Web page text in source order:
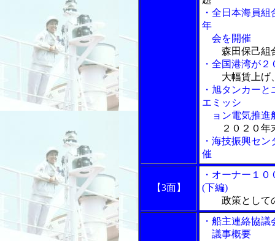
・全日本海員
年
会を開催
森田保己組
・全国港湾が
大幅賃上げ
・旭タンカー
エミッシ
ョン電気推進
２０２０年
・海技振興セ
催
【3面】
・オーナー１
(下編)
政策として
・船主連絡協
議事概要